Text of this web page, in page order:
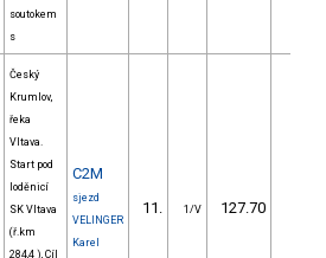
soutokem
s
Český
Krumlov,
řeka
Vltava.
Start pod
loděnicí
SK Vltava
(ř.km
284,4 ), Cíl
C2M
sjezd
VELINGER
Karel
11. 1/V 127.70